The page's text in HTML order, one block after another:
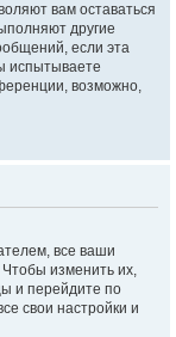
вам оставаться
другие
если эта
испытываете
возможно,
все ваши
изменить их,
и перейдите по
свои настройки и